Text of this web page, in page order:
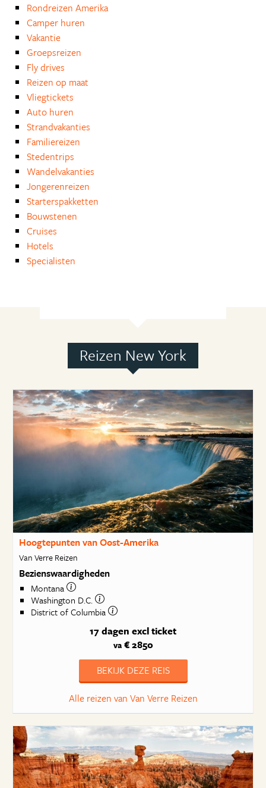
Rondreizen Amerika
Camper huren
Vakantie
Groepsreizen
Fly drives
Reizen op maat
Vliegtickets
Auto huren
Strandvakanties
Familiereizen
Stedentrips
Wandelvakanties
Jongerenreizen
Starterspakketten
Bouwstenen
Cruises
Hotels
Specialisten
Reizen New York
Hoogtepunten van Oost-Amerika
Van Verre Reizen
Bezienswaardigheden
Montana
Washington D.C.
District of Columbia
17 dagen excl ticket
va€ 2850
BEKIJK DEZE REIS
Alle reizen van Van Verre Reizen